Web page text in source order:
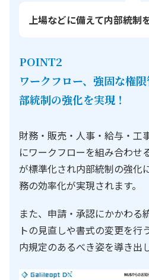
上場などに備えて内部統
POINT2
ワークフロー、強固な権
部統制の強化を実現！
財務・販売・人事・給与・工
にワークフローを組み合わせ
が標準化され内部統制の強化
務の効率化が実現されます。
また、申請・承認にかかわる
トの見直しや書式の変更を行
内規定のあるべき姿を導き出